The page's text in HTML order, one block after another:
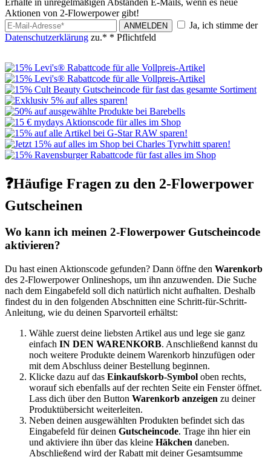
Aktionen von 2-Flowerpower gibt!
ANMELDEN
Ja, ich stimme der
Datenschutzerklärung zu.* * Pflichtfeld
❓Häufige Fragen zu den 2-Flowerpower
Gutscheinen
Wo kann ich meinen 2-Flowerpower Gutscheincode
aktivieren?
Du hast einen Aktionscode gefunden? Dann öffne den Warenkorb
des 2-Flowerpower Onlineshops, um ihn anzuwenden. Die Suche
nach dem Eingabefeld soll dich natürlich nicht aufhalten. Deshalb
findest du in den folgenden Abschnitten eine Schritt-für-Schritt-
Anleitung, wie du deinen Sparvorteil erhältst:
Wähle zuerst deine liebsten Artikel aus und lege sie ganz
einfach IN DEN WARENKORB. Anschließend kannst du
noch weitere Produkte deinem Warenkorb hinzufügen oder
mit dem Abschluss deiner Bestellung beginnen.
Klicke dazu auf das Einkaufskorb-Symbol oben rechts,
worauf sich ebenfalls auf der rechten Seite ein Fenster öffnet.
Lass dich über den Button Warenkorb anzeigen zu deiner
Produktübersicht weiterleiten.
Neben deinen ausgewählten Produkten befindet sich das
Eingabefeld für deinen Gutscheincode. Trage ihn hier ein
und aktiviere ihn über das kleine Häkchen daneben.
Abschließend wird der Rabatt mit deiner Gesamtsumme